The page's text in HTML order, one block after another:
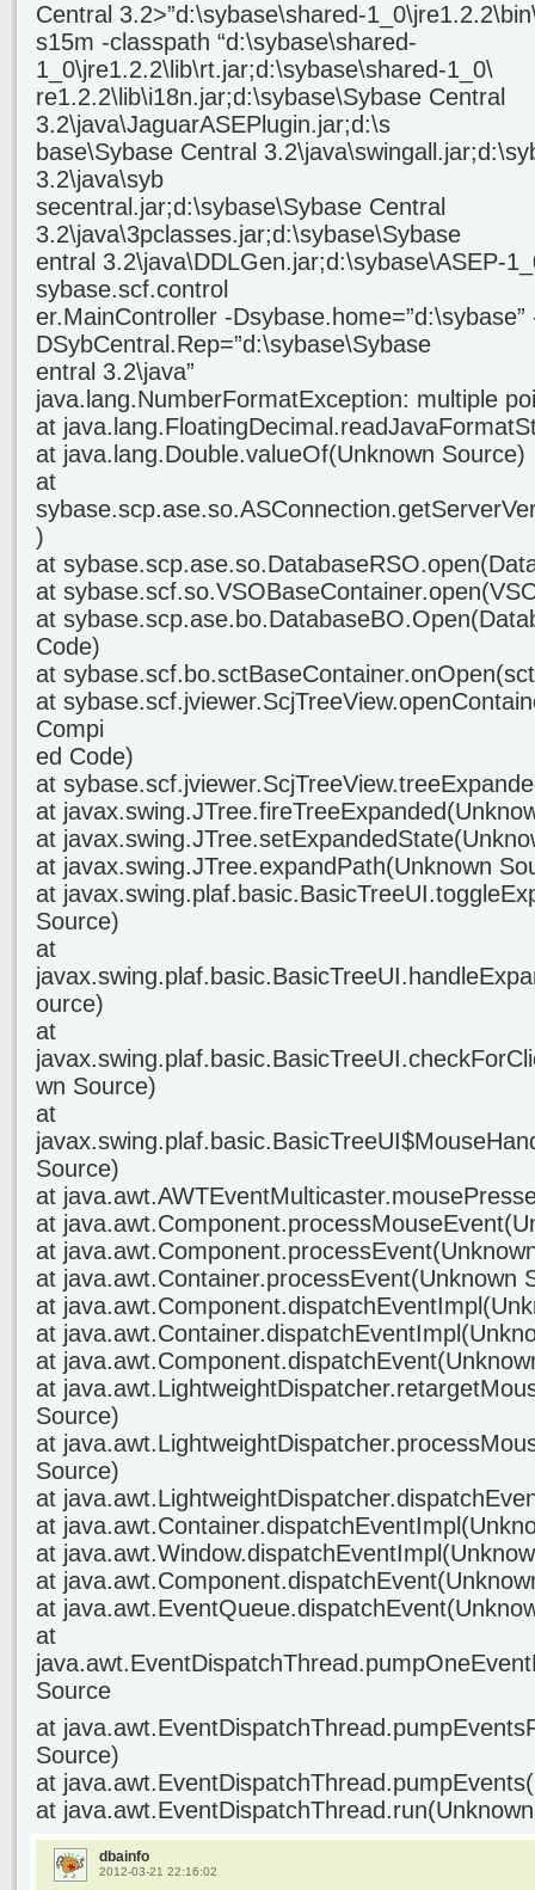
Central 3.2>”d:\sybase\shared-
s15m -classpath “d:\sybase\shared-
1_0\jre1.2.2\lib\rt.jar;d:\sybase\shared-1_0\
re1.2.2\lib\i18n.jar;d:\sybase\Sybase Central
3.2\java\JaguarASEPlugin.jar;d:\s
base\Sybase Central
3.2\java\syb
secentral.jar;d:\sybase\Sybase Central
3.2\java\3pclasses.jar;d:\sybase\Sybase
entral 3.2\java\DDLGen.jar;d:\sybase\ASEP-
sybase.scf.control
er.MainController -Dsybase.home=”d:\sybase”
DSybCentral.Rep=”d:\sybase\Sybase
entral 3.2\java”
java.lang.NumberFormatException: multiple
at
at java.lang.Double.valueOf(Unknown Source)
at
)
at
at
at
Code)
at
at
Compi
ed Code)
at
at
at
at javax.swing.JTree.expandPath(Unknown
at
Source)
at
ource)
at
wn Source)
at
Source)
at
at
at
at java.awt.Container.processEvent(Unknown
at
at
at
at
Source)
at
Source)
at
at
at
at
at
at
Source
at
Source)
at
at
dbainfo
2012-03-21 22:16:02